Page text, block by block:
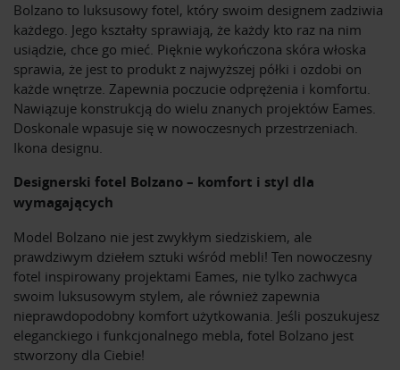
Bolzano to luksusowy fotel, który swoim designem zadziwia
każdego. Jego kształty sprawiają, że każdy kto raz na nim
usiądzie, chce go mieć. Pięknie wykończona skóra włoska
sprawia, że jest to produkt z najwyższej półki i ozdobi on
każde wnętrze. Zapewnia poczucie odprężenia i komfortu.
Nawiązuje konstrukcją do wielu znanych projektów Eames.
Doskonale wpasuje się w nowoczesnych przestrzeniach.
Ikona designu.
Designerski fotel Bolzano – komfort i styl dla
wymagających
Model Bolzano nie jest zwykłym siedziskiem, ale
prawdziwym dziełem sztuki wśród mebli! Ten nowoczesny
fotel inspirowany projektami Eames, nie tylko zachwyca
swoim luksusowym stylem, ale również zapewnia
nieprawdopodobny komfort użytkowania. Jeśli poszukujesz
eleganckiego i funkcjonalnego mebla, fotel Bolzano jest
stworzony dla Ciebie!